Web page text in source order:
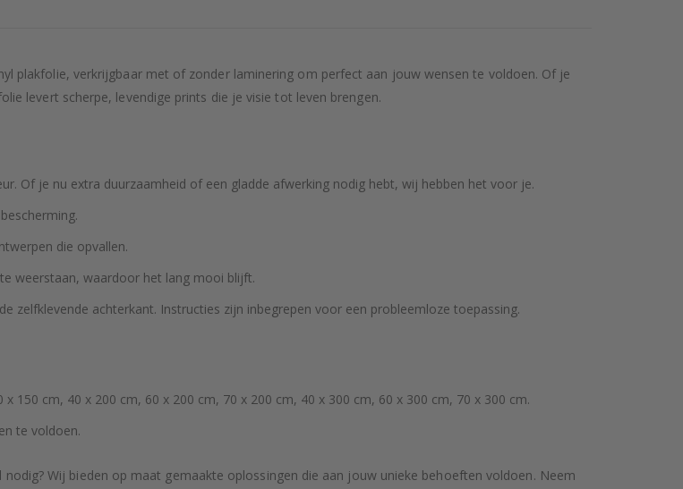
plakfolie, verkrijgbaar met of zonder laminering om perfect aan jouw wensen te voldoen. Of je
levert scherpe, levendige prints die je visie tot leven brengen.
Of je nu extra duurzaamheid of een gladde afwerking nodig hebt, wij hebben het voor je.
die opvallen.
weerstaan, waardoor het lang mooi blijft.
zelfklevende achterkant. Instructies zijn inbegrepen voor een probleemloze toepassing.
x 150 cm, 40 x 200 cm, 60 x 200 cm, 70 x 200 cm, 40 x 300 cm, 60 x 300 cm, 70 x 300 cm.
te voldoen.
Wij bieden op maat gemaakte oplossingen die aan jouw unieke behoeften voldoen. Neem